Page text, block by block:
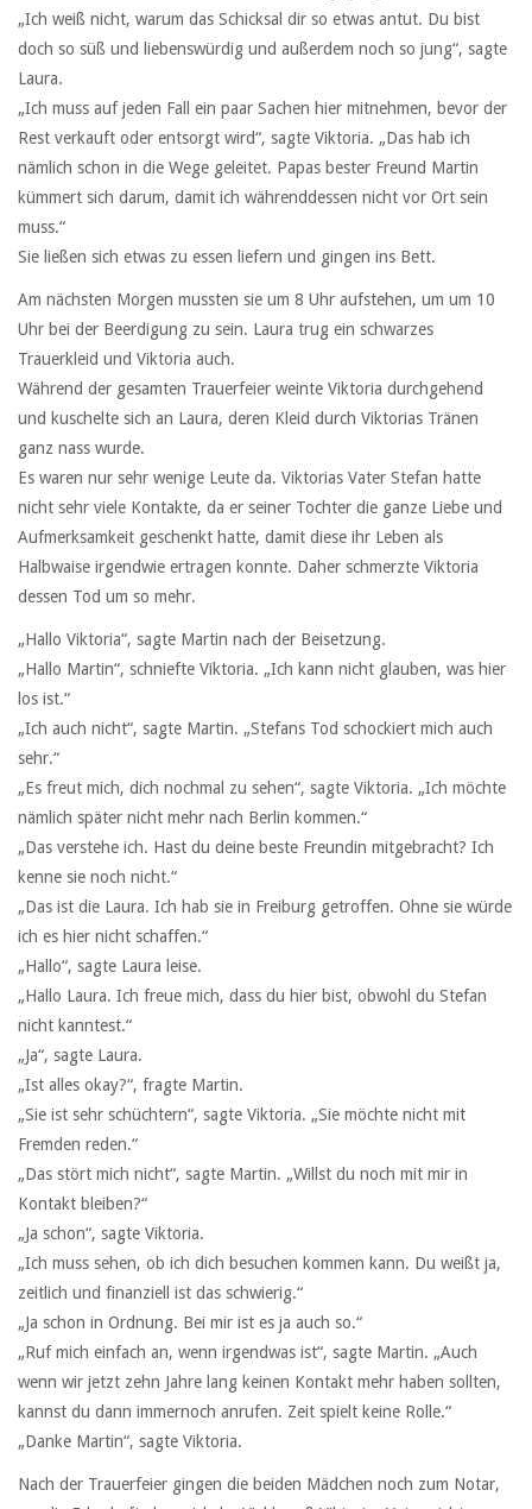
„Ich weiß nicht, warum das Schicksal dir so etwas antut. Du bist
doch so süß und liebenswürdig und außerdem noch so jung“, sagte
Laura.
„Ich muss auf jeden Fall ein paar Sachen hier mitnehmen, bevor der
Rest verkauft oder entsorgt wird“, sagte Viktoria. „Das hab ich
nämlich schon in die Wege geleitet. Papas bester Freund Martin
kümmert sich darum, damit ich währenddessen nicht vor Ort sein
muss.“
Sie ließen sich etwas zu essen liefern und gingen ins Bett.
Am nächsten Morgen mussten sie um 8 Uhr aufstehen, um um 10
Uhr bei der Beerdigung zu sein. Laura trug ein schwarzes
Trauerkleid und Viktoria auch.
Während der gesamten Trauerfeier weinte Viktoria durchgehend
und kuschelte sich an Laura, deren Kleid durch Viktorias Tränen
ganz nass wurde.
Es waren nur sehr wenige Leute da. Viktorias Vater Stefan hatte
nicht sehr viele Kontakte, da er seiner Tochter die ganze Liebe und
Aufmerksamkeit geschenkt hatte, damit diese ihr Leben als
Halbwaise irgendwie ertragen konnte. Daher schmerzte Viktoria
dessen Tod um so mehr.
„Hallo Viktoria“, sagte Martin nach der Beisetzung.
„Hallo Martin“, schniefte Viktoria. „Ich kann nicht glauben, was hier
los ist.“
„Ich auch nicht“, sagte Martin. „Stefans Tod schockiert mich auch
sehr.“
„Es freut mich, dich nochmal zu sehen“, sagte Viktoria. „Ich möchte
nämlich später nicht mehr nach Berlin kommen.“
„Das verstehe ich. Hast du deine beste Freundin mitgebracht? Ich
kenne sie noch nicht.“
„Das ist die Laura. Ich hab sie in Freiburg getroffen. Ohne sie würde
ich es hier nicht schaffen.“
„Hallo“, sagte Laura leise.
„Hallo Laura. Ich freue mich, dass du hier bist, obwohl du Stefan
nicht kanntest.“
„Ja“, sagte Laura.
„Ist alles okay?“, fragte Martin.
„Sie ist sehr schüchtern“, sagte Viktoria. „Sie möchte nicht mit
Fremden reden.“
„Das stört mich nicht“, sagte Martin. „Willst du noch mit mir in
Kontakt bleiben?“
„Ja schon“, sagte Viktoria.
„Ich muss sehen, ob ich dich besuchen kommen kann. Du weißt ja,
zeitlich und finanziell ist das schwierig.“
„Ja schon in Ordnung. Bei mir ist es ja auch so.“
„Ruf mich einfach an, wenn irgendwas ist“, sagte Martin. „Auch
wenn wir jetzt zehn Jahre lang keinen Kontakt mehr haben sollten,
kannst du dann immernoch anrufen. Zeit spielt keine Rolle.“
„Danke Martin“, sagte Viktoria.
Nach der Trauerfeier gingen die beiden Mädchen noch zum Notar,